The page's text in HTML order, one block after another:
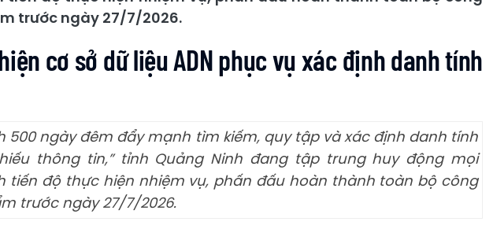
trước ngày 27/7/2026.
cơ sở dữ liệu ADN phục vụ xác định danh tính
500 ngày đêm đẩy mạnh tìm kiếm, quy tập và xác định danh tính
thông tin,” tỉnh Quảng Ninh đang tập trung huy động mọi
tiến độ thực hiện nhiệm vụ, phấn đấu hoàn thành toàn bộ công
trước ngày 27/7/2026.